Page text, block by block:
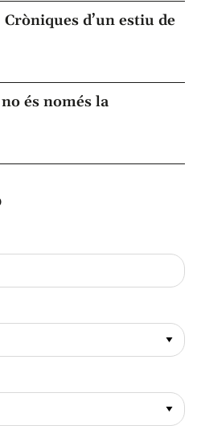
d’un estiu de
és només la